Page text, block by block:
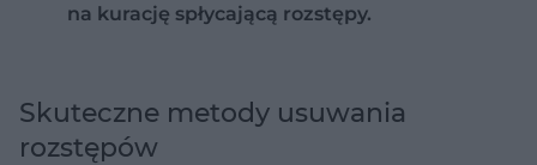
na kurację spłycającą rozstępy.
Skuteczne metody usuwania
rozstępów